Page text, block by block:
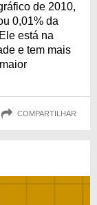
de 2010,
0,01% da
está na
e tem mais
COMPARTILHAR